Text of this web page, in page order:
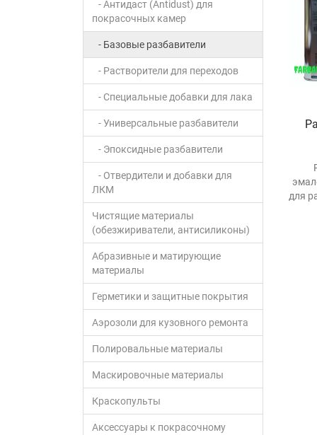
- Антидаст (Antidust) для
покрасочных камер
- Базовые разбавители
- Растворители для переходов
- Специальные добавки для лака
- Универсальные разбавители
- Эпоксидные разбавители
- Отвердители и добавки для
ЛКМ
Чистящие материалы
(обезжириватели, антисиликоны)
Абразивные и матирующие
материалы
Герметики и защитные покрытия
Аэрозоли для кузовного ремонта
Полировальные материалы
Маскировочные материалы
Краскопульты
Аксессуары к покрасочному
для